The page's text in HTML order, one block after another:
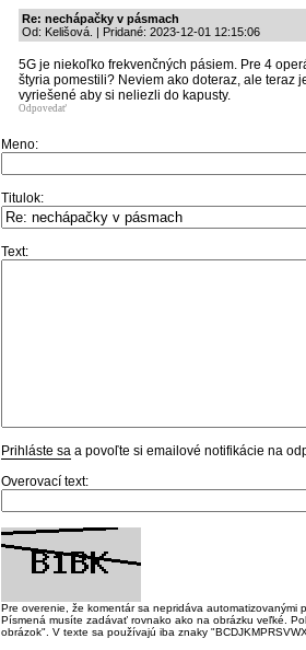
Re: nechápačky v pásmach
Od: Kelišová. | Pridané: 2023-12-01 12:15:06
5G je niekoľko frekvenčných pásiem. Pre 4
štyria pomestili? Neviem ako doteraz, ale teraz
vyriešené aby si neliezli do kapusty.
Odpovedať
Meno:
Titulok:
Text:
Prihláste sa a povoľte si emailové notifikácie na
Overovací text:
Pre overenie, že komentár sa nepridáva automatizovanými
Písmená musíte zadávať rovnako ako na obrázku veľké.
obrázok". V texte sa používajú iba znaky